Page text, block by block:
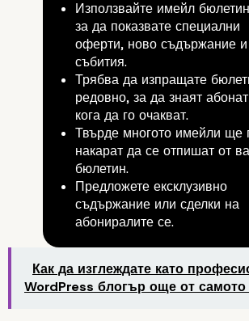
Използвайте имейл
за да показвате специални
оферти, ново съдържание
събития.
Трябва да изпращате
редовно, за да знаят
кога да го очакват.
Твърде многото имейли ще
накарат да се отпишат от
бюлетин.
Предложете ексклузивно
съдържание или сделки на
абониралите се.
Как да изглеждате като
WordPress блогър още от самото